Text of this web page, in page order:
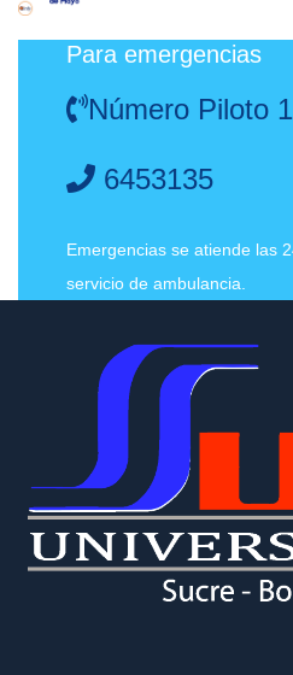
Para emergencias
Número Piloto
6453135
Emergencias se atiende las
servicio de ambulancia.